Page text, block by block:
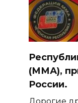
(ММА),
России.